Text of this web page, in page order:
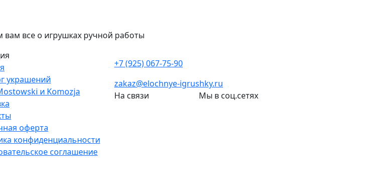
все о игрушках ручной работы
украшений
и Komozja
оферта
конфиденциальности
соглашение
+7 (925) 067-75-90
zakaz@elochnye-igrushky.ru
На связи
Мы в соц.сетях